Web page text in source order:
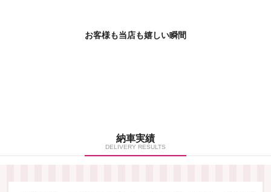
お客様も当店も嬉しい瞬間
納車実績
DELIVERY RESULTS